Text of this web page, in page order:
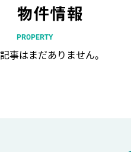
物件情報
PROPERTY
記事はまだありません。